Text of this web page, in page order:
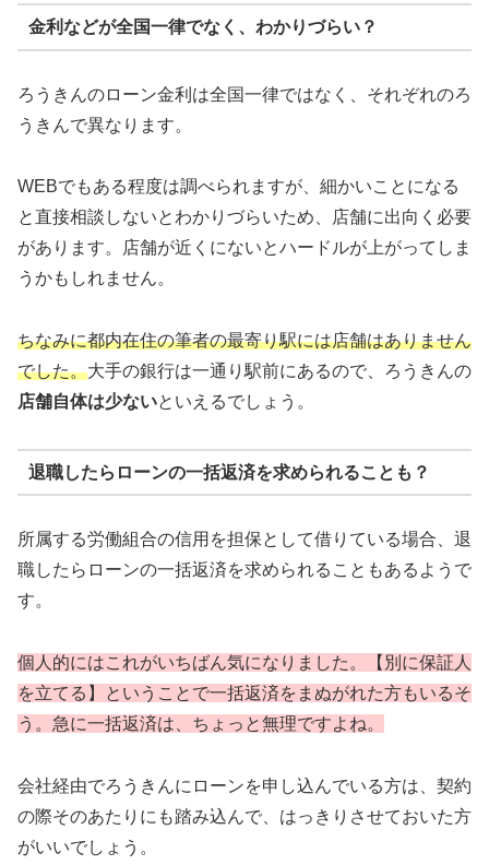
金利などが全国一律でなく、わかりづらい？
ろうきんのローン金利は全国一律ではなく、それぞれのろ
うきんで異なります。
WEBでもある程度は調べられますが、細かいことになる
と直接相談しないとわかりづらいため、店舗に出向く必要
があります。店舗が近くにないとハードルが上がってしま
うかもしれません。
ちなみに都内在住の筆者の最寄り駅には店舗はありません
でした。大手の銀行は一通り駅前にあるので、ろうきんの
店舗自体は少ないといえるでしょう。
退職したらローンの一括返済を求められることも？
所属する労働組合の信用を担保として借りている場合、退
職したらローンの一括返済を求められることもあるようで
す。
個人的にはこれがいちばん気になりました。【別に保証人
を立てる】ということで一括返済をまぬがれた方もいるそ
う。急に一括返済は、ちょっと無理ですよね。
会社経由でろうきんにローンを申し込んでいる方は、契約
の際そのあたりにも踏み込んで、はっきりさせておいた方
がいいでしょう。